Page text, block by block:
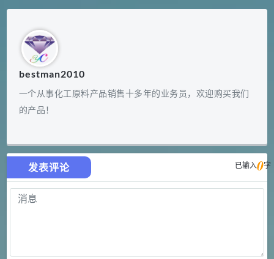
bestman2010
一个从事化工原料产品销售十多年的业务员，欢迎购买我们
的产品！
发表评论 已输入0字